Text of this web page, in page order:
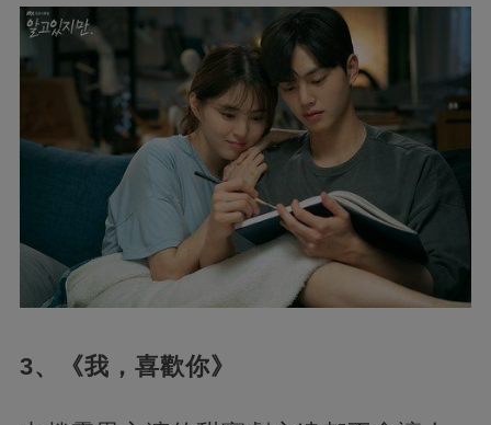
3、《我，喜歡你》